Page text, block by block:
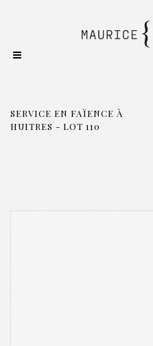
SERVICE EN FAÏENCE À
HUITRES - LOT 110